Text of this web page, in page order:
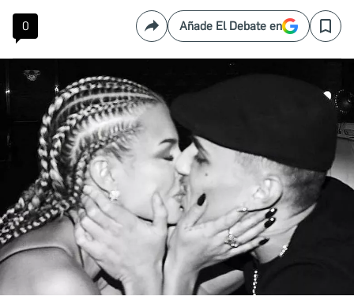
0 CompartirAñade El Debate en Save